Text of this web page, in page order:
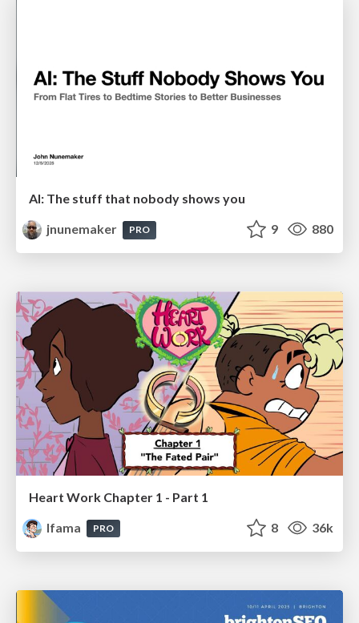
AI: The stuff that nobody shows you
jnunemaker
PRO 9 880
Heart Work Chapter 1 - Part 1
lfama
PRO 8 36k